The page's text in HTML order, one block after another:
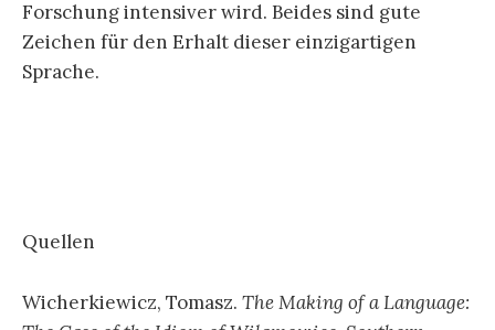
Forschung intensiver wird. Beides sind gute
Zeichen für den Erhalt dieser einzigartigen
Sprache.
Quellen
Wicherkiewicz, Tomasz. The Making of a Language: